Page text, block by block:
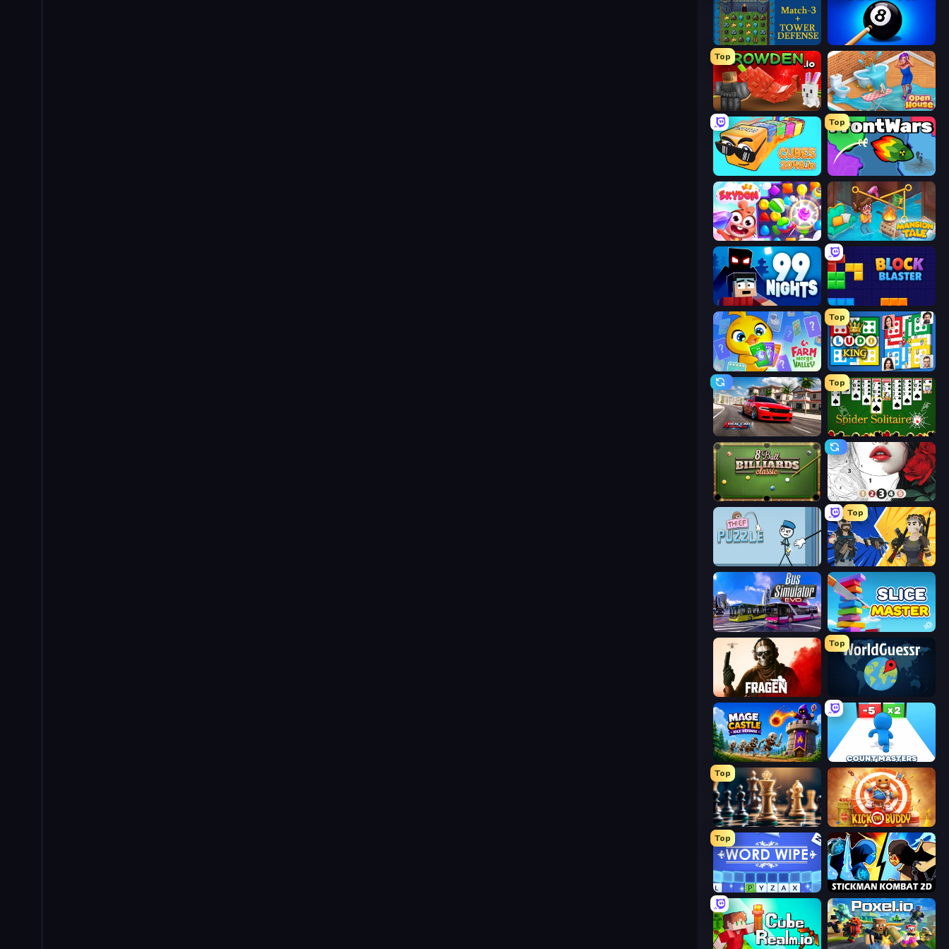
Tower Swap
Top
Grow A Garden | Growden.io Open House
Cubes 2048.io
Top
FrontWars.io
Skydom Mansion Tale: Merge Secrets
99 Nights (Bloxd.io) Block Blaster
Farm Merge Valley
Top
Ludo King
Real Car Driving
Top
Spider Solitaire
8 Ball Billiards Classic Numicolor
Thief Puzzle
Top
BuildNow GG
Bus Simulator: EVO Slice Master
Fragen
Top
WorldGuessr Free GeoGuessr
Mage Castle Idle Defense
Top
Chess Free Kick the Buddy
Top
Word Wipe Stickman Kombat 2D